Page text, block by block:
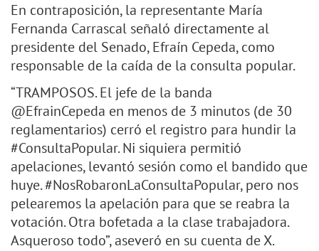
En contraposición, la representante María
Fernanda Carrascal señaló directamente al
presidente del Senado, Efraín Cepeda, como
responsable de la caída de la consulta popular.
“TRAMPOSOS. El jefe de la banda
@EfrainCepeda en menos de 3 minutos (de 30
reglamentarios) cerró el registro para hundir la
#ConsultaPopular. Ni siquiera permitió
apelaciones, levantó sesión como el bandido que
huye. #NosRobaronLaConsultaPopular, pero nos
pelearemos la apelación para que se reabra la
votación. Otra bofetada a la clase trabajadora.
Asqueroso todo”, aseveró en su cuenta de X.